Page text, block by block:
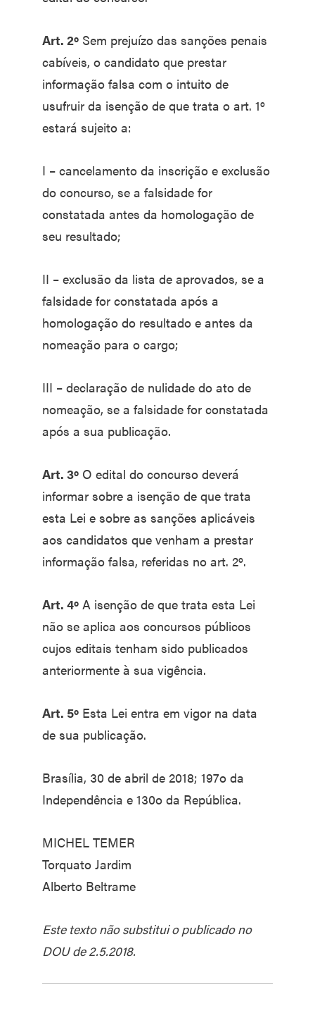
Art. 2º Sem prejuízo das sanções penais
cabíveis, o candidato que prestar
informação falsa com o intuito de
usufruir da isenção de que trata o art. 1º
estará sujeito a:
I – cancelamento da inscrição e exclusão
do concurso, se a falsidade for
constatada antes da homologação de
seu resultado;
II – exclusão da lista de aprovados, se a
falsidade for constatada após a
homologação do resultado e antes da
nomeação para o cargo;
III – declaração de nulidade do ato de
nomeação, se a falsidade for constatada
após a sua publicação.
Art. 3º O edital do concurso deverá
informar sobre a isenção de que trata
esta Lei e sobre as sanções aplicáveis
aos candidatos que venham a prestar
informação falsa, referidas no art. 2º.
Art. 4º A isenção de que trata esta Lei
não se aplica aos concursos públicos
cujos editais tenham sido publicados
anteriormente à sua vigência.
Art. 5º Esta Lei entra em vigor na data
de sua publicação.
Brasília, 30 de abril de 2018; 197o da
Independência e 130o da República.
MICHEL TEMER
Torquato Jardim
Alberto Beltrame
Este texto não substitui o publicado no
DOU de 2.5.2018.